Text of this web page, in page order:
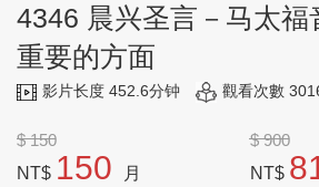
4346 晨兴圣言－马太福
重要的方面
影片长度 452.6分钟 觀看次數
$ 150
NT$ 150 月
$ 900
NT$